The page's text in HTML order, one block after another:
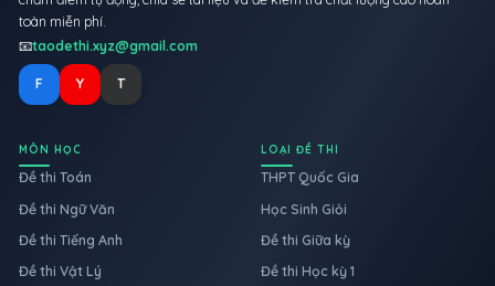
toàn miễn phí.
📧taodethi.xyz@gmail.com
F Y T
MÔN HỌC
Đề thi Toán
Đề thi Ngữ Văn
Đề thi Tiếng Anh
Đề thi Vật Lý
LOẠI ĐỀ THI
THPT Quốc Gia
Học Sinh Giỏi
Đề thi Giữa kỳ
Đề thi Học kỳ 1